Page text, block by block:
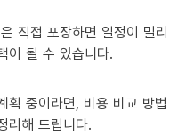
직접 포장하면 일정이 밀리
이 될 수 있습니다.
획 중이라면, 비용 비교 방법
리해 드립니다.